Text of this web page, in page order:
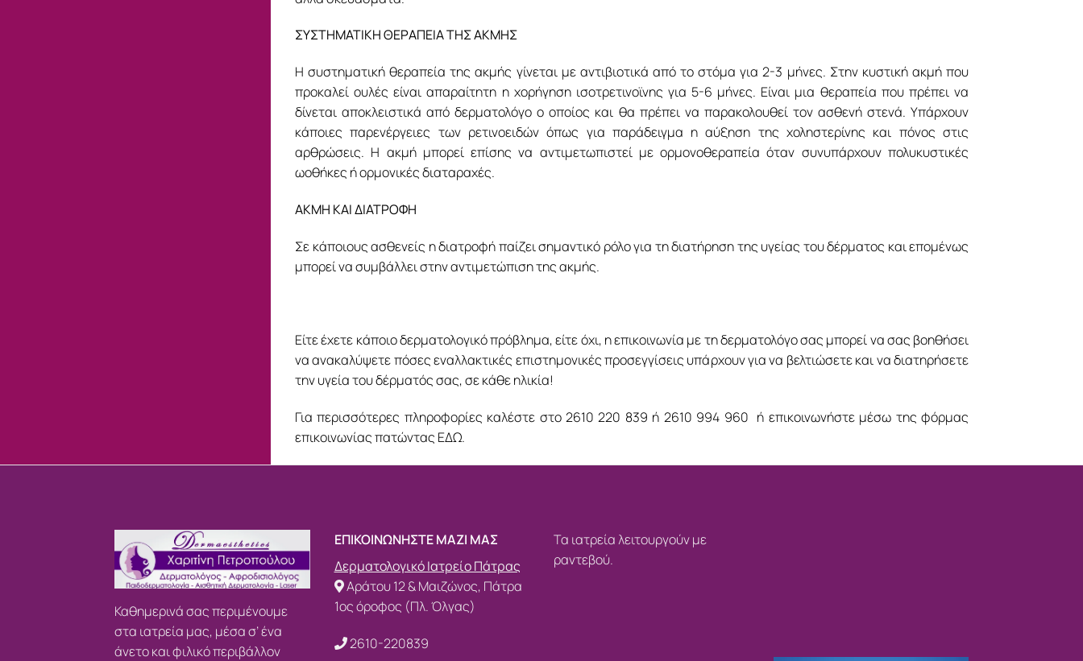
ΣΥΣΤΗΜΑΤΙΚΗ ΘΕΡΑΠΕΙΑ ΤΗΣ ΑΚΜΗΣ
Η συστηματική θεραπεία της ακμής γίνεται με αντιβιοτικά από το στόμα για 2-3 μήνες. Στην κυστική ακμή που
προκαλεί ουλές είναι απαραίτητη η χορήγηση ισοτρετινοϊνης για 5-6 μήνες. Είναι μια θεραπεία που πρέπει να
δίνεται αποκλειστικά από δερματολόγο ο οποίος και θα πρέπει να παρακολουθεί τον ασθενή στενά. Υπάρχουν
κάποιες παρενέργειες των ρετινοειδών όπως για παράδειγμα η αύξηση της χοληστερίνης και πόνος στις
αρθρώσεις. Η ακμή μπορεί επίσης να αντιμετωπιστεί με ορμονοθεραπεία όταν συνυπάρχουν πολυκυστικές
ωοθήκες ή ορμονικές διαταραχές.
ΑΚΜΗ ΚΑΙ ΔΙΑΤΡΟΦΗ
Σε κάποιους ασθενείς η διατροφή παίζει σημαντικό ρόλο για τη διατήρηση της υγείας του δέρματος και επομένως
μπορεί να συμβάλλει στην αντιμετώπιση της ακμής.
Είτε έχετε κάποιο δερματολογικό πρόβλημα, είτε όχι, η επικοινωνία με τη δερματολόγο σας μπορεί να σας βοηθήσει
να ανακαλύψετε πόσες εναλλακτικές επιστημονικές προσεγγίσεις υπάρχουν για να βελτιώσετε και να διατηρήσετε
την υγεία του δέρματός σας, σε κάθε ηλικία!
Για περισσότερες πληροφορίες καλέστε στο2610 220 839 ή 2610 994 960 ή επικοινωνήστε μέσω της φόρμας
επικοινωνίας πατώντας ΕΔΩ.
Καθημερινά σας περιμένουμε
στα ιατρεία μας, μέσα σ’ ένα
άνετο και φιλικό περιβάλλον
ΕΠΙΚΟΙΝΩΝΗΣΤΕ ΜΑΖΙ ΜΑΣ
Δερματολογικό Ιατρείο Πάτρας
Αράτου 12 & Μαιζώνος, Πάτρα
1ος όροφος (Πλ. Όλγας)
2610-220839
Τα ιατρεία λειτουργούν με
ραντεβού.